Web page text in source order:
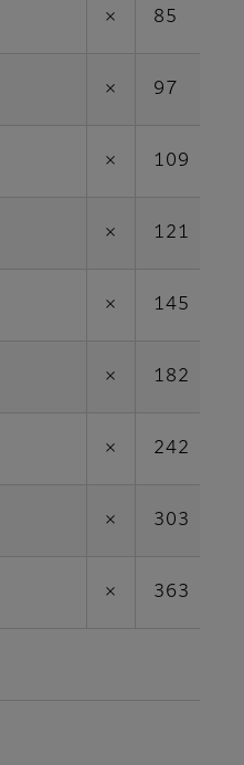
× 85
× 97
× 109
× 121
× 145
× 182
× 242
× 303
× 363